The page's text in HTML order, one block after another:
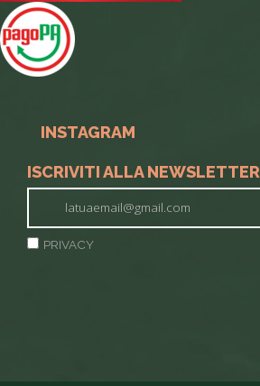
INSTAGRAM
ISCRIVITI ALLA NEWSLETTER
PRIVACY